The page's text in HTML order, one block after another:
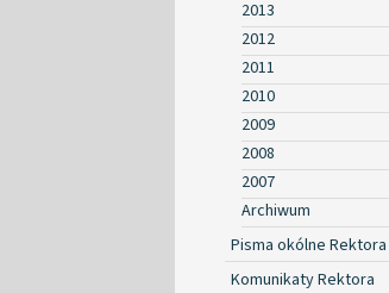
2013
2012
2011
2010
2009
2008
2007
Archiwum
Pisma okólne Rektora
Komunikaty Rektora